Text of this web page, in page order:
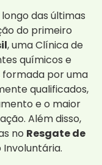
das últimas
do primeiro
, uma Clínica de
químicos e
por uma
qualificados,
e o maior
Além disso,
no Resgate de